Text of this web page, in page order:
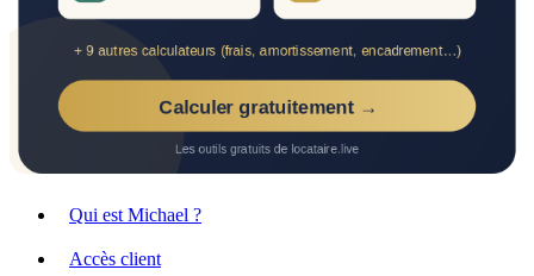
Qui est Michael ?
Accès client